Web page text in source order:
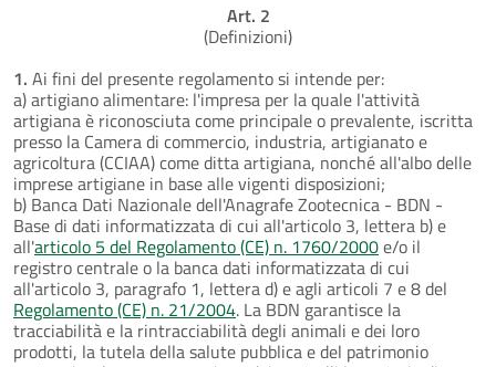
Art. 2
(Definizioni)
1. Ai fini del presente regolamento si intende per:
a) artigiano alimentare: l'impresa per la quale l'attività
artigiana è riconosciuta come principale o prevalente, iscritta
presso la Camera di commercio, industria, artigianato e
agricoltura (CCIAA) come ditta artigiana, nonché all'albo delle
imprese artigiane in base alle vigenti disposizioni;
b) Banca Dati Nazionale dell'Anagrafe Zootecnica - BDN -
Base di dati informatizzata di cui all'articolo 3, lettera b) e
all'articolo 5 del Regolamento (CE) n. 1760/2000e/o il
registro centrale o la banca dati informatizzata di cui
all'articolo 3, paragrafo 1, lettera d) e agli articoli 7 e 8 del
Regolamento (CE) n. 21/2004. La BDN garantisce la
tracciabilità e la rintracciabilità degli animali e dei loro
prodotti, la tutela della salute pubblica e del patrimonio